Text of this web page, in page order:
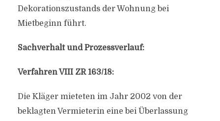
Dekorationszustands der Wohnung bei
Mietbeginn führt.
Sachverhalt und Prozessverlauf:
Verfahren VIII ZR 163/18:
Die Kläger mieteten im Jahr 2002 von der
beklagten Vermieterin eine bei Überlassung